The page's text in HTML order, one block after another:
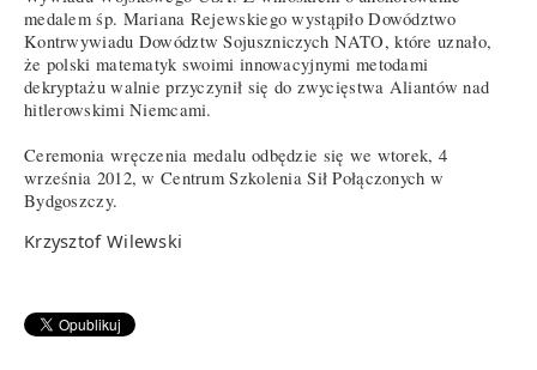
medalem śp. Mariana Rejewskiego wystąpiło Dowództwo
Kontrwywiadu Dowództw Sojuszniczych NATO, które uznało,
że polski matematyk swoimi innowacyjnymi metodami
dekryptażu walnie przyczynił się do zwycięstwa Aliantów nad
hitlerowskimi Niemcami.
Ceremonia wręczenia medalu odbędzie się we wtorek, 4
września 2012, w Centrum Szkolenia Sił Połączonych w
Bydgoszczy.
Krzysztof Wilewski